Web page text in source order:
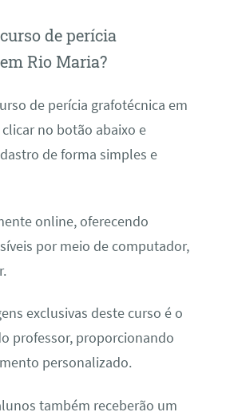
de perícia
Rio Maria?
de perícia grafotécnica em
clicar no botão abaixo e
de forma simples e
online, oferecendo
por meio de computador,
exclusivas deste curso é o
professor, proporcionando
personalizado.
também receberão um